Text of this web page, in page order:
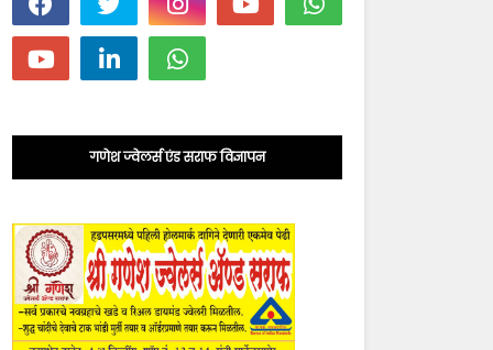
गणेश ज्वेलर्स एंड सराफ विज्ञापन